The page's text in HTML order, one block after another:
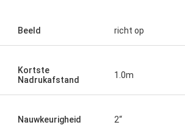
Beeld richt op
Kortste
Nadrukafstand
1.0m
Nauwkeurigheid 2“